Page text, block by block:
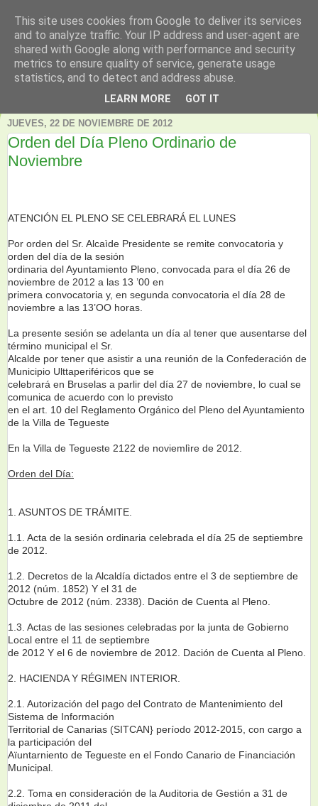
JUEVES, 22 DE NOVIEMBRE DE 2012
Orden del Día Pleno Ordinario de
Noviembre
ATENCIÓN EL PLENO SE CELEBRARÁ EL LUNES
Por orden del Sr. Alcaìde Presidente se remite convocatoria y
orden del día de la sesión
ordinaria del Ayuntamiento Pleno, convocada para el día 26 de
noviembre de 2012 a las 13 ’00 en
primera convocatoria y, en segunda convocatoria el día 28 de
noviembre a las 13’OO horas.
La presente sesión se adelanta un día al tener que ausentarse del
término municipal el Sr.
Alcalde por tener que asistir a una reunión de la Confederación de
Municipio Ulttaperiféricos que se
celebrará en Bruselas a parlir del día 27 de noviembre, lo cual se
comunica de acuerdo con lo previsto
en el art. 10 del Reglamento Orgánico del Pleno del Ayuntamiento
de la Villa de Tegueste
En la Villa de Tegueste 2122 de noviemlìre de 2012.
Orden del Día:
1. ASUNTOS DE TRÁMITE.
1.1. Acta de la sesión ordinaria celebrada el día 25 de septiembre
de 2012.
1.2. Decretos de la Alcaldía dictados entre el 3 de septiembre de
2012 (núm. 1852) Y el 31 de
Octubre de 2012 (núm. 2338). Dación de Cuenta al Pleno.
1.3. Actas de las sesiones celebradas por la junta de Gobierno
Local entre el 11 de septiembre
de 2012 Y el 6 de noviembre de 2012. Dación de Cuenta al Pleno.
2. HACIENDA Y RÉGIMEN INTERIOR.
2.1. Autorización del pago del Contrato de Mantenimiento del
Sistema de Información
Territorial de Canarias (SITCAN} período 2012-2015, con cargo a
la participación del
Aïuntarniento de Tegueste en el Fondo Canario de Financiación
Municipal.
2.2. Toma en consideración de la Auditoria de Gestión a 31 de
This site uses cookies from Google to deliver its services
and to analyze traffic. Your IP address and user-agent are
shared with Google along with performance and security
metrics to ensure quality of service, generate usage
statistics, and to detect and address abuse.
LEARN MORE GOT IT